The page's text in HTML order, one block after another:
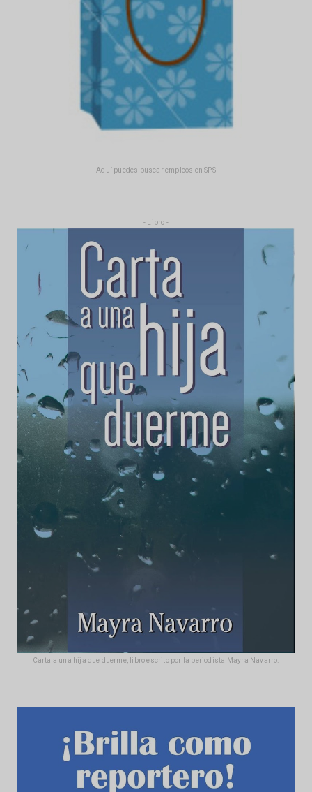
Aquí puedes buscar empleos en SPS
- Libro -
Carta a una hija que duerme, libro escrito por la periodista Mayra Navarro.